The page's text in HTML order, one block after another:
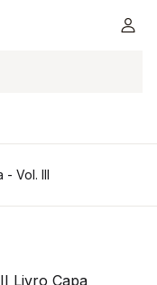
- Vol. III